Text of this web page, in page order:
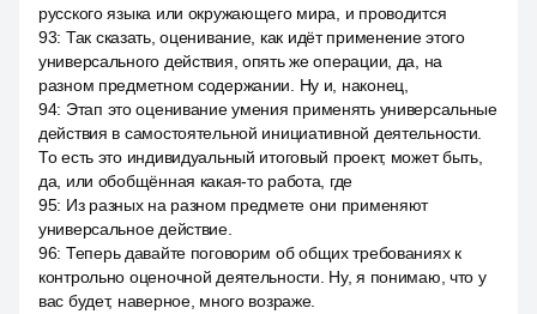
русского языка или окружающего мира, и проводится
93: Так сказать, оценивание, как идёт применение этого
универсального действия, опять же операции, да, на
разном предметном содержании. Ну и, наконец,
94: Этап это оценивание умения применять универсальные
действия в самостоятельной инициативной деятельности.
То есть это индивидуальный итоговый проект, может быть,
да, или обобщённая какая-то работа, где
95: Из разных на разном предмете они применяют
универсальное действие.
96: Теперь давайте поговорим об общих требованиях к
контрольно оценочной деятельности. Ну, я понимаю, что у
вас будет, наверное, много возраже.